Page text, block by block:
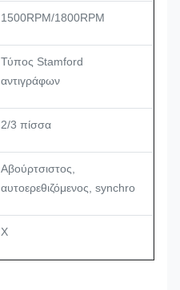
1500RPM/1800RPM
Τύπος Stamford
αντιγράφων
2/3 πίσσα
Αβούρτσιστος,
αυτοερεθιζόμενος, synchro
Χ